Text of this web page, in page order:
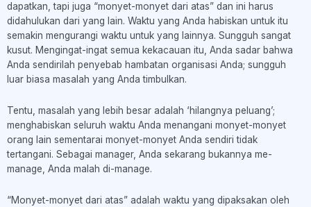
dapatkan, tapi juga “monyet-monyet dari atas” dan ini harus
didahulukan dari yang lain. Waktu yang Anda habiskan untuk itu
semakin mengurangi waktu untuk yang lainnya. Sungguh sangat
kusut. Mengingat-ingat semua kekacauan itu, Anda sadar bahwa
Anda sendirilah penyebab hambatan organisasi Anda; sungguh
luar biasa masalah yang Anda timbulkan.
Tentu, masalah yang lebih besar adalah ‘hilangnya peluang’;
menghabiskan seluruh waktu Anda menangani monyet-monyet
orang lain sementarai monyet-monyet Anda sendiri tidak
tertangani. Sebagai manager, Anda sekarang bukannya me-
manage, Anda malah di-manage.
“Monyet-monyet dari atas” adalah waktu yang dipaksakan oleh